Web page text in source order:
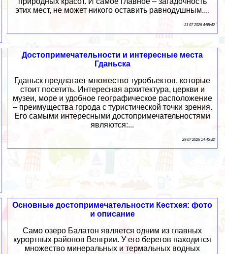
этих мест, не может никого оставить равнодушным....
31 07 2026 4:55:42
Достопримечательности и интересные места
Гданьска
Гданьск предлагает множество туробъектов, которые
стоит посетить. Интересная архитектура, церкви и
музеи, море и удобное географическое расположение
– преимущества города с туристической точки зрения.
Его самыми интересными достопримечательностями
являются:...
29 07 2026 14:45:32
Основные достопримечательности Кестхея: фото
и описание
Само озеро Балатон является одним из главных
курортных районов Венгрии. У его берегов находится
множество минеральных и термальных водных